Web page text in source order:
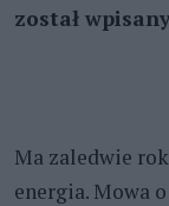
został
Ma zaledwie
energia. Mowa